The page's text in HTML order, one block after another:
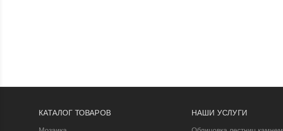
КАТАЛОГ ТОВАРОВ НАШИ УСЛУГИ